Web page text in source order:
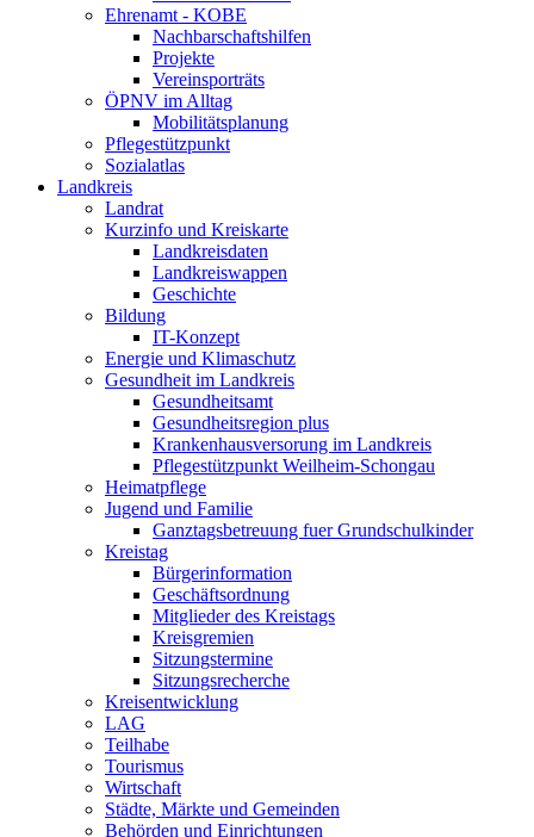
Ehrenamt - KOBE
Nachbarschaftshilfen
Projekte
Vereinsporträts
ÖPNV im Alltag
Mobilitätsplanung
Pflegestützpunkt
Sozialatlas
Landkreis
Landrat
Kurzinfo und Kreiskarte
Landkreisdaten
Landkreiswappen
Geschichte
Bildung
IT-Konzept
Energie und Klimaschutz
Gesundheit im Landkreis
Gesundheitsamt
Gesundheitsregion plus
Krankenhausversorung im Landkreis
Pflegestützpunkt Weilheim-Schongau
Heimatpflege
Jugend und Familie
Ganztagsbetreuung fuer Grundschulkinder
Kreistag
Bürgerinformation
Geschäftsordnung
Mitglieder des Kreistags
Kreisgremien
Sitzungstermine
Sitzungsrecherche
Kreisentwicklung
LAG
Teilhabe
Tourismus
Wirtschaft
Städte, Märkte und Gemeinden
Behörden und Einrichtungen